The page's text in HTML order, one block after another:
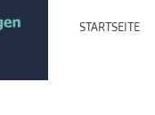
STARTSEITE